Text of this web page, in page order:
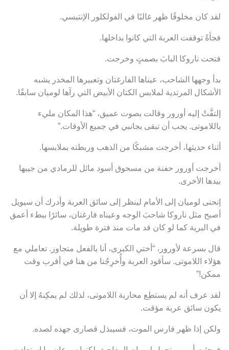
لقد كان مخلوقًا ظهر غالبًا في الفولكلور الإنتيسي.
فجأةً توقفت العربة التي كانوا بداخلها.
فتحت ناروكا البابَ بصمتٍ وخرجت.
بدأ وجهها الشاحب، عيناها الفارغتان وتعبيرها المخدر يشبه
الأشكال المرتدية لملابس الكتان الأبيض التي رآها لوميان سابقًا.
إلتفَّتْ إليه أورور وقالت بصوت عميق، “هذا المكان مليء
باللاموتى. يجب أن تبقى بجانبي في جميع الأوقات.”
أثناء حديثها، أخرجت مشبكًا من الذهب وربطته بملابسها.
أخرجت أورور حفنة من مسحوق أسود مائل للرمادي من جيبها
بيدها الأخرى.
إنحنى لوميان إلى الأمام لينظر إلى سائق العربة وأدرك أن سيويل
أصبح مثل ناروكا شاحبَ الوجه وعيناه فارغتان، سائرًا ببطء أعمق
في البرية كما لو كان قد مات منذ فترة طويلة.
قال بسرعة لأورور، “أختي الكبرى، أنا بالفعل متجاوز. تعاملي مع
هؤلاء اللاموتى. سأقود العربة وأُخرِجُنا من هنا في أقرب وقت
ممكن!”
لقد عرف أنه لم يستطِع محاربة اللاموتى، لذلك لم يمكِنهُ إلا أن
يكون سائق عربة مؤقت.
ولكن إذا ظهر فارس الموت، فسيبذل قصارى جهده لصده.